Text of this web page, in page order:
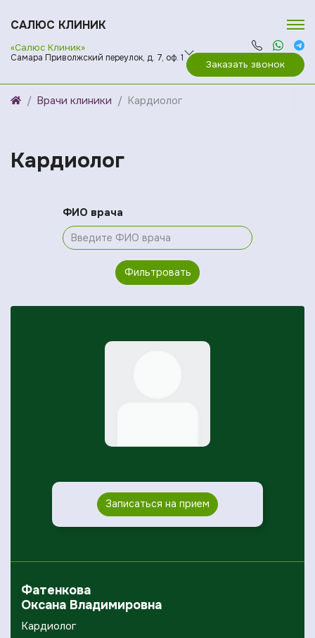
САЛЮС КЛИНИК
«Салюс Клиник»
Самара Приволжский переулок, д. 7, оф. 1
Заказать звонок
Врачи клиники Кардиолог
Кардиолог
ФИО врача
Фильтровать
Записаться на прием
Фатенкова
Оксана Владимировна
Кардиолог